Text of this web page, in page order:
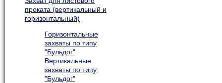
проката (вертикальный и
горизонтальный)
Горизонтальные
захваты по типу
"Бульдог"
Вертикальные
захваты по типу
"Бульдог"